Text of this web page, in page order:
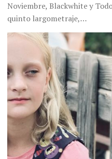
Noviembre, Blackwhite y
quinto largometraje,…